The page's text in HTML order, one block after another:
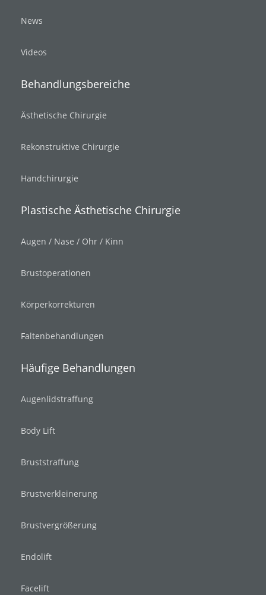
News
Videos
Behandlungsbereiche
Ästhetische Chirurgie
Rekonstruktive Chirurgie
Handchirurgie
Plastische Ästhetische Chirurgie
Augen / Nase / Ohr / Kinn
Brustoperationen
Körperkorrekturen
Faltenbehandlungen
Häufige Behandlungen
Augenlidstraffung
Body Lift
Bruststraffung
Brustverkleinerung
Brustvergrößerung
Endolift
Facelift